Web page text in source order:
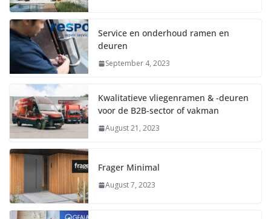
Service en onderhoud ramen en
deuren
September 4, 2023
Kwalitatieve vliegenramen & -deuren
voor de B2B-sector of vakman
August 21, 2023
Frager Minimal
August 7, 2023